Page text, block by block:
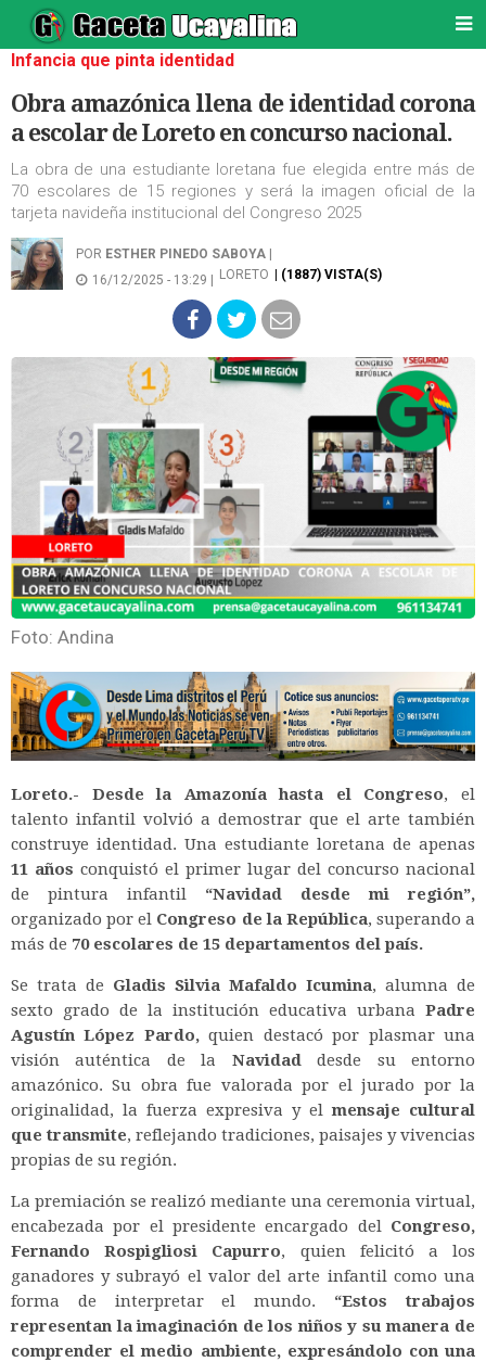
Infancia que pinta identidad
Obra amazónica llena de identidad corona
a escolar de Loreto en concurso nacional.
La obra de una estudiante loretana fue elegida entre más de
70 escolares de 15 regiones y será la imagen oficial de la
tarjeta navideña institucional del Congreso 2025
POR ESTHER PINEDO SABOYA
16/12/2025 - 13:29 |
LORETO | (1887) VISTA(S)
Foto: Andina
Loreto.- Desde la Amazonía hasta el Congreso, el
talento infantil volvió a demostrar que el arte también
construye identidad. Una estudiante loretana de apenas
11 años conquistó el primer lugar del concurso nacional
de pintura infantil “Navidad desde mi región”,
organizado por el Congreso de la República, superando a
más de 70 escolares de 15 departamentos del país.
Se trata de Gladis Silvia Mafaldo Icumina, alumna de
sexto grado de la institución educativa urbana Padre
Agustín López Pardo,quien destacó por plasmar una
visión auténtica de la Navidaddesde su entorno
amazónico. Su obra fue valorada por el jurado por la
originalidad, la fuerza expresiva y elmensaje cultural
que transmite, reflejando tradiciones, paisajes y vivencias
propias de su región.
La premiación se realizó mediante una ceremonia virtual,
encabezada por el presidente encargado del Congreso,
Fernando Rospigliosi Capurro, quien felicitó a los
ganadores y subrayó el valor del arte infantil como una
forma de interpretar el mundo. “Estos trabajos
representan la imaginación de los niños y su manera de
comprender el medio ambiente, expresándolo con una